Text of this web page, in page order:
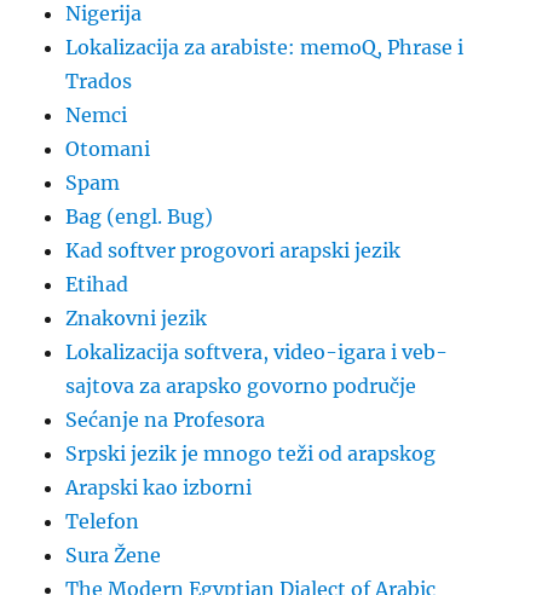
Nigerija
Lokalizacija za arabiste: memoQ, Phrase i
Trados
Nemci
Otomani
Spam
Bag (engl. Bug)
Kad softver progovori arapski jezik
Etihad
Znakovni jezik
Lokalizacija softvera, video-igara i veb-
sajtova za arapsko govorno područje
Sećanje na Profesora
Srpski jezik je mnogo teži od arapskog
Arapski kao izborni
Telefon
Sura Žene
The Modern Egyptian Dialect of Arabic